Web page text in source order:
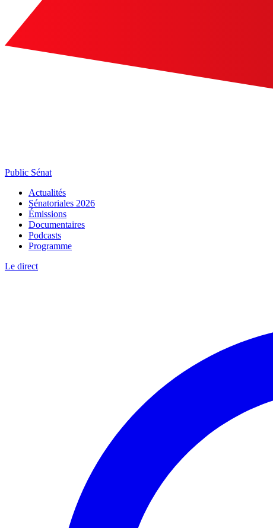
Public Sénat
Actualités
Sénatoriales 2026
Émissions
Documentaires
Podcasts
Programme
Le direct